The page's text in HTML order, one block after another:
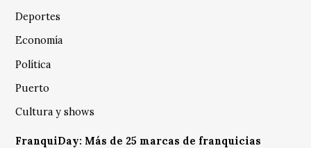
Deportes
Economía
Política
Puerto
Cultura y shows
FranquiDay: Más de 25 marcas de franquicias